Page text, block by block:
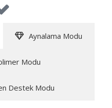
Aynalama Modu
Modu
Destek Modu